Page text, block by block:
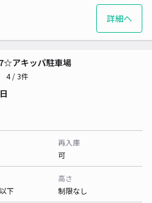
詳細へ
アキッパ駐車場
4/ 3件
再入庫
可
下
高さ
制限なし